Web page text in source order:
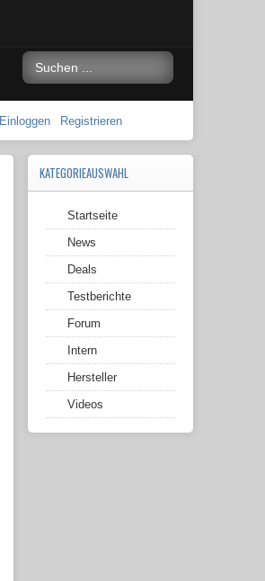
Einloggen Registrieren
KATEGORIEAUSWAHL
Startseite
News
Deals
Testberichte
Forum
Intern
Hersteller
Videos